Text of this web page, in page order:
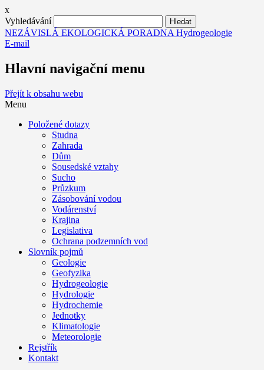
x
Vyhledávání
NEZÁVISLÁ EKOLOGICKÁ PORADNA Hydrogeologie
E-mail
Hlavní navigační menu
Přejít k obsahu webu
Menu
Položené dotazy
Studna
Zahrada
Dům
Sousedské vztahy
Sucho
Průzkum
Zásobování vodou
Vodárenství
Krajina
Legislativa
Ochrana podzemních vod
Slovník pojmů
Geologie
Geofyzika
Hydrogeologie
Hydrologie
Hydrochemie
Jednotky
Klimatologie
Meteorologie
Rejstřík
Kontakt